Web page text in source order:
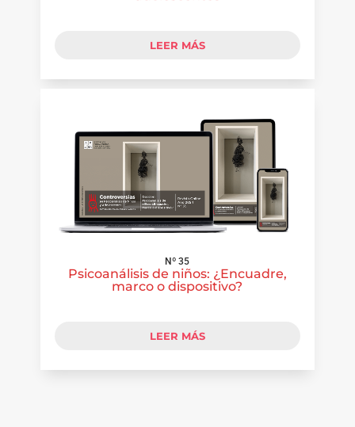
LEER MÁS
Nº 35
Psicoanálisis de niños: ¿Encuadre,
marco o dispositivo?
LEER MÁS